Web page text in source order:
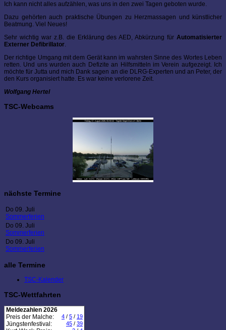
Ich kann nicht alles aufzählen, was uns in den zwei Tagen geboten wurde.
Dazu gehörten auch praktische Übungen zu Herzmassagen und künstlicher
Beatmung. Viel Neues!
Sehr wichtig war z.B. die Erklärung des AED, Abkürzung für Automatisierter
Externer Defibrillator.
Der richtige Umgang mit dem Gerät kann im wahrsten Sinne des Wortes Leben
retten. Und uns wurden auch Defizite an Hilfsmitteln im Verein aufgezeigt. Ich
möchte für Jutta und mich Dank sagen an die DLRG-Experten und an Peter, der
den Kurs organisiert hatte. Es war keine verlorene Zeit.
Wolfgang Hertel
TSC-Webcams
nächste Termine
Do 09. Juli
Sommerferien
Do 09. Juli
Sommerferien
Do 09. Juli
Sommerferien
alle Termine
TSC-Kalender
TSC-Wettfahrten
Meldezahlen 2026
Preis der Malche:
4 / 5 / 19
Jüngstenfestival: 45 / 39